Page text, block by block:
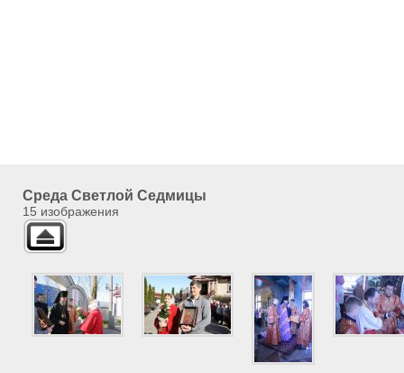
Cреда Светлой Седмицы
15 изображения